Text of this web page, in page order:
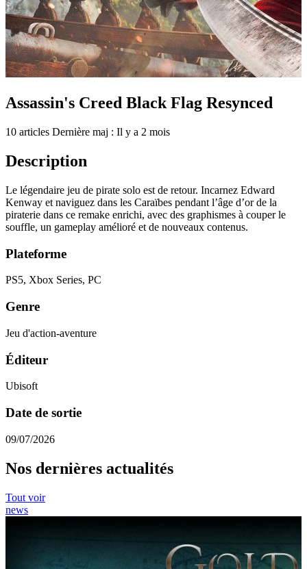
Assassin's Creed Black Flag Resynced
10 articles Dernière maj : Il y a 2 mois
Description
Le légendaire jeu de pirate solo est de retour. Incarnez Edward
Kenway et naviguez dans les Caraïbes pendant l’âge d’or de la
piraterie dans ce remake enrichi, avec des graphismes à couper le
souffle, un gameplay amélioré et de nouveaux contenus.
Plateforme
PS5, Xbox Series, PC
Genre
Jeu d'action-aventure
Éditeur
Ubisoft
Date de sortie
09/07/2026
Nos dernières actualités
Tout voir
news